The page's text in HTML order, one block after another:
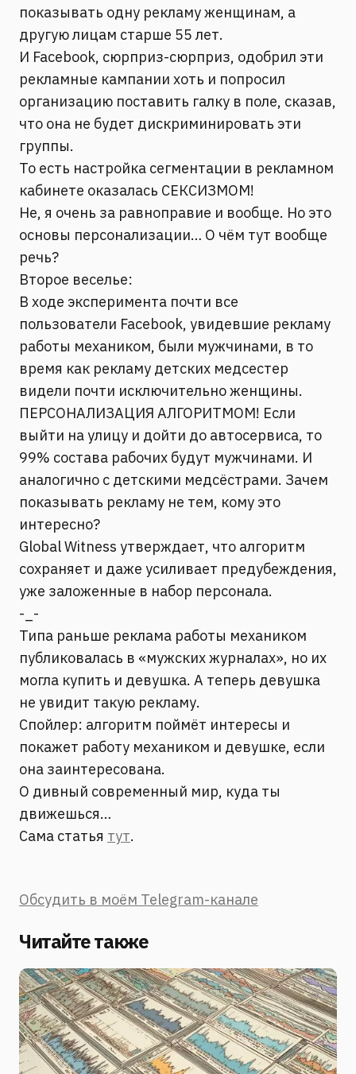
показывать одну рекламу женщинам, а
другую лицам старше 55 лет.
И Facebook, сюрприз-сюрприз, одобрил эти
рекламные кампании хоть и попросил
организацию поставить галку в поле, сказав,
что она не будет дискриминировать эти
группы.
То есть настройка сегментации в рекламном
кабинете оказалась СЕКСИЗМОМ!
Не, я очень за равноправие и вообще. Но это
основы персонализации… О чём тут вообще
речь?
Второе веселье:
В ходе эксперимента почти все
пользователи Facebook, увидевшие рекламу
работы механиком, были мужчинами, в то
время как рекламу детских медсестер
видели почти исключительно женщины.
ПЕРСОНАЛИЗАЦИЯ АЛГОРИТМОМ! Если
выйти на улицу и дойти до автосервиса, то
99% состава рабочих будут мужчинами. И
аналогично с детскими медсёстрами. Зачем
показывать рекламу не тем, кому это
интересно?
Global Witness утверждает, что алгоритм
сохраняет и даже усиливает предубеждения,
уже заложенные в набор персонала.
-_-
Типа раньше реклама работы механиком
публиковалась в «мужских журналах», но их
могла купить и девушка. А теперь девушка
не увидит такую рекламу.
Спойлер: алгоритм поймёт интересы и
покажет работу механиком и девушке, если
она заинтересована.
О дивный современный мир, куда ты
движешься…
Сама статья тут.
Обсудить в моём Telegram-канале
Читайте также